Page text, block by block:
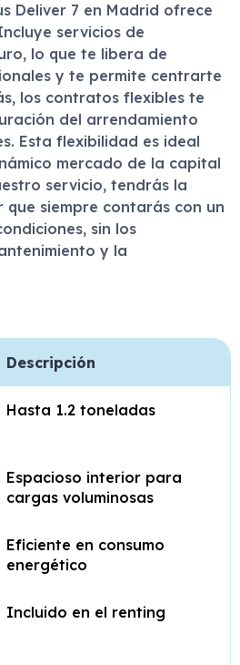
Deliver 7 en Madrid ofrece
servicios de
lo que te libera de
y te permite centrarte
los contratos flexibles te
del arrendamiento
Esta flexibilidad es ideal
mercado de la capital
servicio, tendrás la
siempre contarás con un
sin los
y la
Descripción
Hasta 1.2 toneladas
Espacioso interior para
cargas voluminosas
Eficiente en consumo
energético
Incluido en el renting